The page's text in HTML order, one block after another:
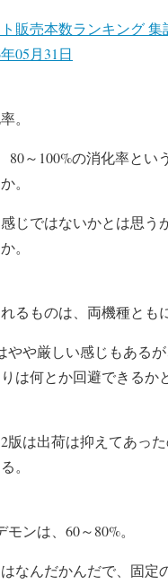
販売本数ランキング 集
05月31日
。
80～100%の消化率とい
。
じではないかとは思う
。
るものは、両機種ともに
やや厳しい感じもある
は何とか回避できるか
版は出荷は抑えてあっ
。
ンは、60～80%。
なんだかんだで、固定